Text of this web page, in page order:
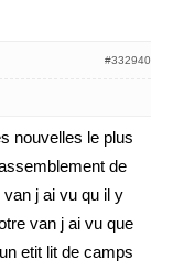
#332940
nouvelles le plus
de
j ai vu qu il y
van j ai vu que
etit lit de camps